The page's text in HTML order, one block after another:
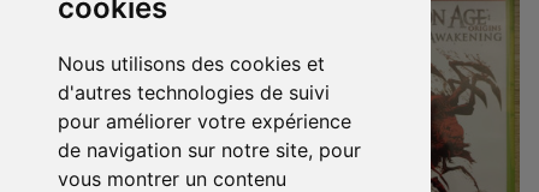
cookies
Nous utilisons des cookies et
d'autres technologies de suivi
pour améliorer votre expérience
de navigation sur notre site, pour
vous montrer un contenu